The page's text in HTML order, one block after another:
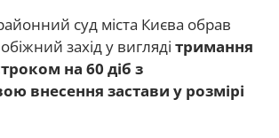
суд міста Києва обрав
захід у вигляді тримання
на 60 діб з
внесення застави у розмірі